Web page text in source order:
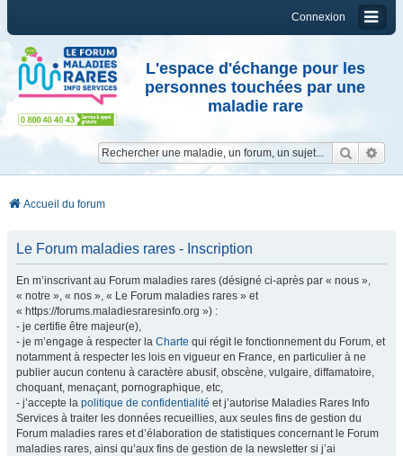
Connexion
L'espace d'échange pour les
personnes touchées par une
maladie rare
Accueil du forum
Le Forum maladies rares - Inscription
En m’inscrivant au Forum maladies rares (désigné ci-après par « nous »,
« notre », « nos », « Le Forum maladies rares » et
« https://forums.maladiesraresinfo.org ») :
- je certifie être majeur(e),
- je m’engage à respecter la Charte qui régit le fonctionnement du Forum, et
notamment à respecter les lois en vigueur en France, en particulier à ne
publier aucun contenu à caractère abusif, obscène, vulgaire, diffamatoire,
choquant, menaçant, pornographique, etc,
- j’accepte la politique de confidentialité et j’autorise Maladies Rares Info
Services à traiter les données recueillies, aux seules fins de gestion du
Forum maladies rares et d’élaboration de statistiques concernant le Forum
maladies rares, ainsi qu’aux fins de gestion de la newsletter si j’ai